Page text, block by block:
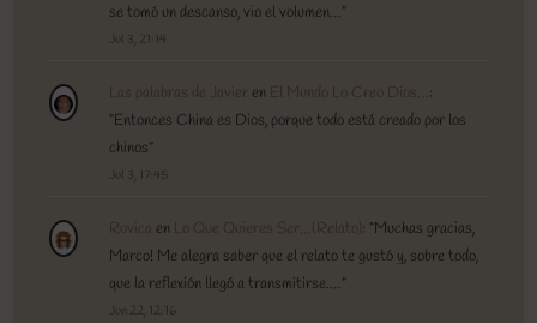
se tomó un descanso, vio el volumen…”
Jul 3, 21:14
Las palabras de Javier en El Mundo Lo Creo Dios… :
“Entonces China es Dios, porque todo está creado por los
chinos”
Jul 3, 17:45
Rovica en Lo Que Quieres Ser…(Relato) : “Muchas gracias,
Marco! Me alegra saber que el relato te gustó y, sobre todo,
que la reflexión llegó a transmitirse.…”
Jun 22, 12:16